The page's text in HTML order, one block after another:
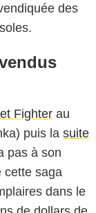
des
Fighter au
puis la suite
pas à son
cette saga
dans le